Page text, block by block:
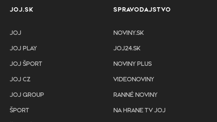
JOJ.SK
JOJ
JOJ PLAY
JOJ ŠPORT
JOJ CZ
JOJ GROUP
ŠPORT
SPRAVODAJSTVO
NOVINY.SK
JOJ24.SK
NOVINY PLUS
VIDEONOVINY
RANNÉ NOVINY
NA HRANE TV JOJ